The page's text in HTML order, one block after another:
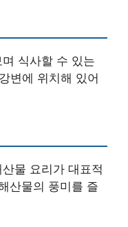
식사할 수 있는
변에 위치해 있어
물 요리가 대표적
산물의 풍미를 즐